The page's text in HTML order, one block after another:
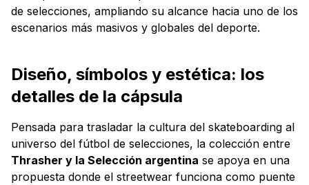
de selecciones, ampliando su alcance hacia uno de los
escenarios más masivos y globales del deporte.
Diseño, símbolos y estética: los
detalles de la cápsula
Pensada para trasladar la cultura del skateboarding al
universo del fútbol de selecciones, la colección entre
Thrasher y la Selección argentina se apoya en una
propuesta donde el streetwear funciona como puente